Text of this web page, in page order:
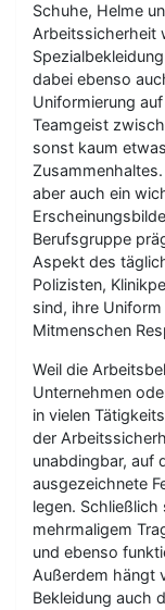
Schuhe, Helme
Arbeitssicherheit
dabei ebenso
Uniformierung
Teamgeist
sonst kaum
aber auch ein
Berufsgruppe
Aspekt des
Polizisten,
sind, ihre
Mitmenschen
Weil die
Unternehmen
in vielen
der
unabdingbar, auf
ausgezeichnete
legen.
mehrmaligem
und ebenso
Außerdem hängt
Bekleidung auch